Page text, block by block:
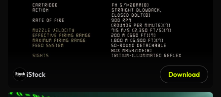
iStock Download